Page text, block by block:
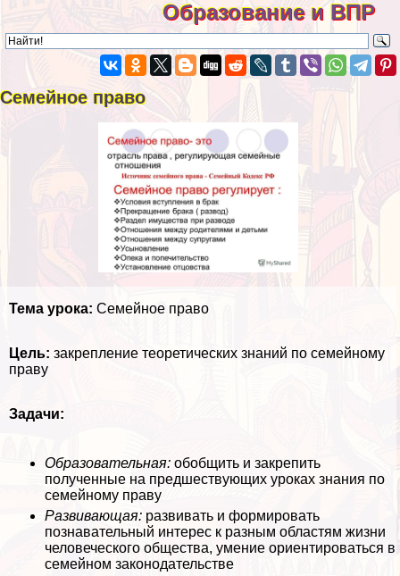
Образование и ВПР
Семейное право
Тема урока: Семейное право
Цель: закрепление теоретических знаний по семейному
праву
Задачи:
Образовательная: обобщить и закрепить
полученные на предшествующих уроках знания по
семейному праву
Развивающая: развивать и формировать
познавательный интерес к разным областям жизни
человеческого общества, умение ориентироваться в
семейном законодательстве